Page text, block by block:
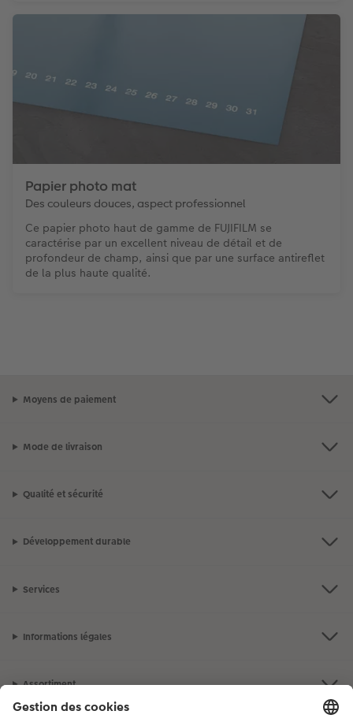
Papier photo mat
Des couleurs douces, aspect professionnel
Ce papier photo haut de gamme de FUJIFILM se
caractérise par un excellent niveau de détail et de
profondeur de champ, ainsi que par une surface antireflet
de la plus haute qualité.
Moyens de paiement
Mode de livraison
Qualité et sécurité
Développement durable
Services
Informations légales
Assortiment